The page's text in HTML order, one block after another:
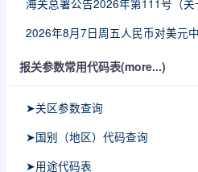
2026年8月7日周五人民币对美元
报关参数常用代码表(more...)
➤关区参数查询
➤国别（地区）代码查询
➤用途代码表